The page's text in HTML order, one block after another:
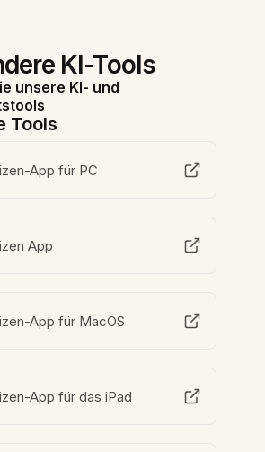
KI-Tools
unsere KI- und
Tools
App für PC
App
App für MacOS
App für das iPad